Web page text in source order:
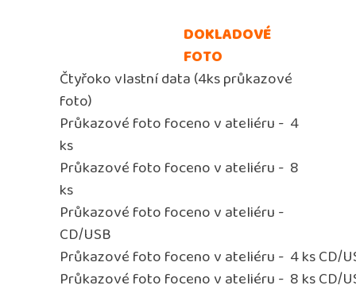
DOKLADOVÉ
FOTO
Čtyřoko vlastní data (4ks průkazové
foto)
Průkazové foto foceno v ateliéru - 4
ks
Průkazové foto foceno v ateliéru - 8
ks
Průkazové foto foceno v ateliéru -
CD/USB
Průkazové foto foceno v ateliéru - 4 ks CD/
Průkazové foto foceno v ateliéru - 8 ks CD/